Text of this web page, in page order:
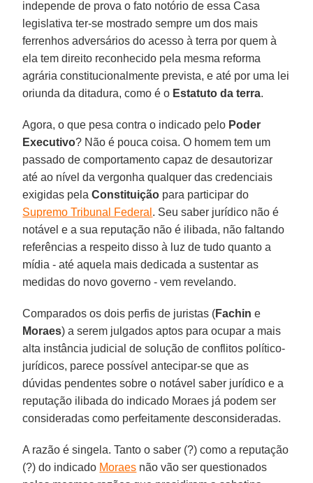
independe de prova o fato notório de essa Casa
legislativa ter-se mostrado sempre um dos mais
ferrenhos adversários do acesso à terra por quem à
ela tem direito reconhecido pela mesma reforma
agrária constitucionalmente prevista, e até por uma lei
oriunda da ditadura, como é o Estatuto da terra.
Agora, o que pesa contra o indicado pelo Poder
Executivo? Não é pouca coisa. O homem tem um
passado de comportamento capaz de desautorizar
até ao nível da vergonha qualquer das credenciais
exigidas pelaConstituição para participar do
Supremo Tribunal Federal . Seu saber jurídico não é
notável e a sua reputação não é ilibada, não faltando
referências a respeito disso à luz de tudo quanto a
mídia - até aquela mais dedicada a sustentar as
medidas do novo governo - vem revelando.
Comparados os dois perfis de juristas (Fachin e
Moraes) a serem julgados aptos para ocupar a mais
alta instância judicial de solução de conflitos político-
jurídicos, parece possível antecipar-se que as
dúvidas pendentes sobre o notável saber jurídico e a
reputação ilibada do indicado Moraes já podem ser
consideradas como perfeitamente desconsideradas.
A razão é singela. Tanto o saber (?) como a reputação
(?) do indicado Moraes não vão ser questionados